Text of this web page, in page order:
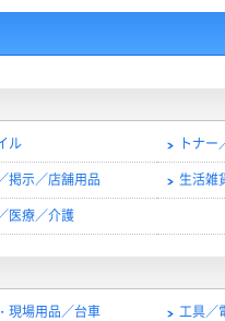
ル トナ
掲示／店舗用品 生活雑
医療／介護
現場用品／台車 工具／